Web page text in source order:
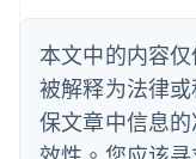
本文中的内容
被解释为法律
保文章中信息
English
丹麦
English
德国
DeutschEnglish